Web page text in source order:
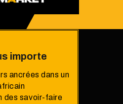
importe
ancrées dans un
des savoir-faire